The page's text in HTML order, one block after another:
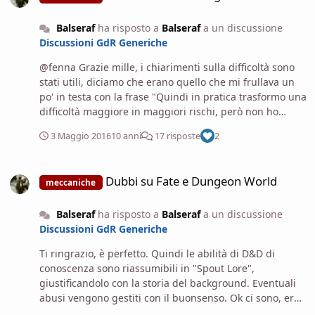
stallo, movimentando il gioco, e taglia o risolvi
automaticamente le situazioni se siete troppo indietro.
Balserafha risposto a Balserafa un discussione
Discussioni GdR Generiche
@fenna Grazie mille, i chiarimenti sulla difficoltà sono
stati utili, diciamo che erano quello che mi frullava un
po' in testa con la frase "Quindi in pratica trasformo una
difficoltà maggiore in maggiori rischi, però non ho
strumenti per rendergli questa azione più difficile in
termini probabilistici" ma che esprimevo male.
per la citazione di Quelo Grazie anche a @SilentWolf e
mie considerazioni finali: FATE Ho letto e ascoltato
qualche Actual Play. Trovo solo esempi di gioco in cui
temevo. Cercherò di organizzare una one-shot solo per
provarlo, ma le premesse sono negative. DUNGEON
WORLD Ha degli spunti molto interessanti. E'
certamente un sistema che spinge master e giocatori ad
3 Maggio 201610 anni 17 risposte 2
meccaniche Dubbi su Fate e Dungeon World
Balserafha risposto a Balserafa un discussione
Discussioni GdR Generiche
Ti ringrazio, è perfetto. Quindi le abilità di D&D di
conoscenza sono riassumibili in "Spout Lore",
giustificandolo con la storia del background. Eventuali
abusi vengono gestiti con il buonsenso. Ok ci sono, era